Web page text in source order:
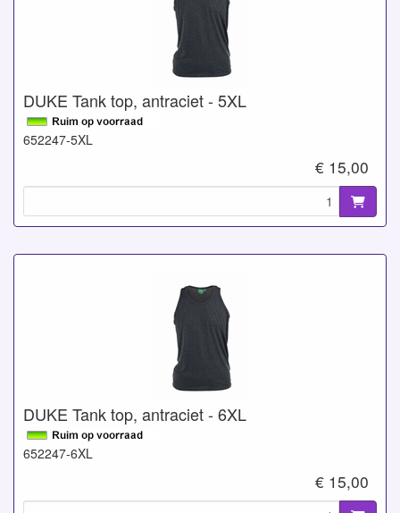
DUKE Tank top, antraciet - 5XL
652247-5XL
€ 15,00
DUKE Tank top, antraciet - 6XL
652247-6XL
€ 15,00